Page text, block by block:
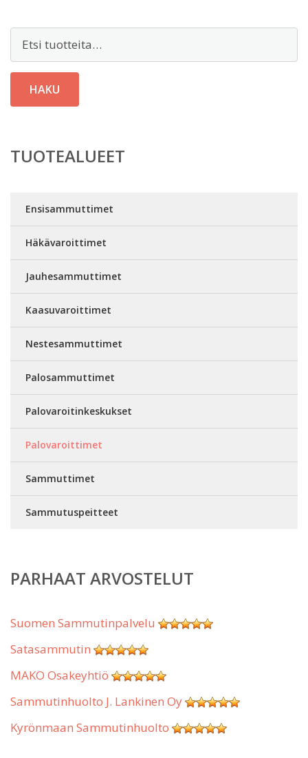
Etsi:
HAKU
TUOTEALUEET
Ensisammuttimet
Häkävaroittimet
Jauhesammuttimet
Kaasuvaroittimet
Nestesammuttimet
Palosammuttimet
Palovaroitinkeskukset
Palovaroittimet
Sammuttimet
Sammutuspeitteet
PARHAAT ARVOSTELUT
Suomen Sammutinpalvelu
Satasammutin
MAKO Osakeyhtiö
Sammutinhuolto J. Lankinen Oy
Kyrönmaan Sammutinhuolto